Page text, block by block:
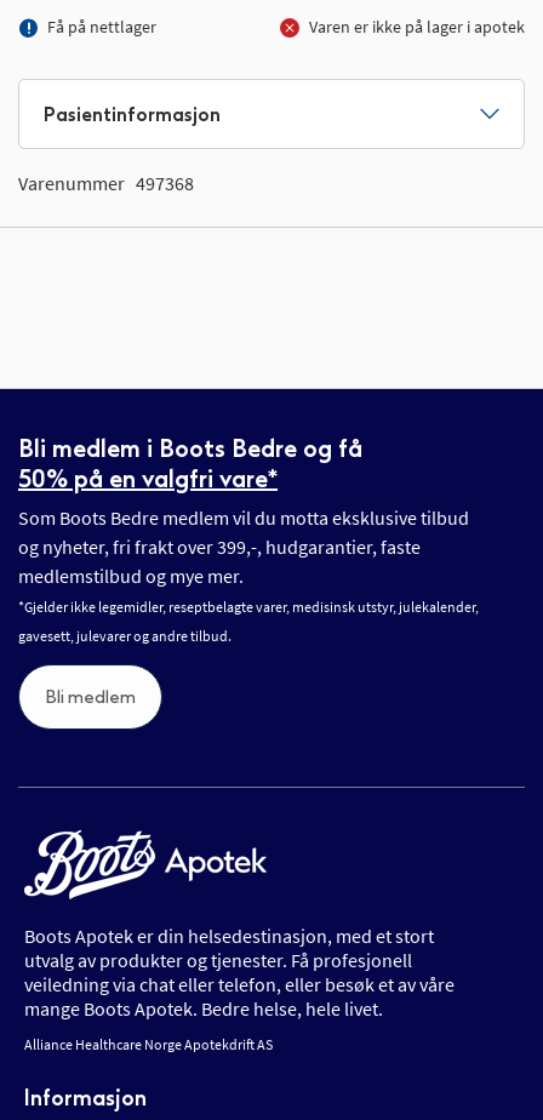
Få på nettlager Varen er ikke på lager i apotek
Pasientinformasjon
Varenummer 497368
Bli medlem i Boots Bedre og få
50% på en valgfri vare*
Som Boots Bedre medlem vil du motta eksklusive tilbud
og nyheter, fri frakt over 399,-, hudgarantier, faste
medlemstilbud og mye mer.
*Gjelder ikke legemidler, reseptbelagte varer, medisinsk utstyr, julekalender,
gavesett, julevarer og andre tilbud.
Bli medlem
Boots Apotek er din helsedestinasjon, med et stort
utvalg av produkter og tjenester. Få profesjonell
veiledning via chat eller telefon, eller besøk et av våre
mange Boots Apotek. Bedre helse, hele livet.
Alliance Healthcare Norge Apotekdrift AS
Informasjon